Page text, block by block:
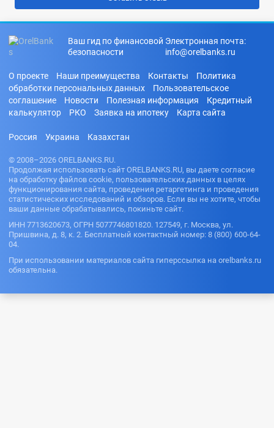
Ваш гид по финансовой
безопасности
Электронная почта:
info@orelbanks.ru
О проекте Наши преимущества Контакты
Политика
обработки персональных данных
Пользовательское
соглашение
Новости Полезная информация
Кредитный
калькулятор
РКО Заявка на ипотеку Карта сайта
Россия Украина Казахстан
© 2008–2026 ORELBANKS.RU.
Продолжая использовать сайт ORELBANKS.RU, вы даете согласие
на обработку файлов cookie, пользовательских данных в целях
функционирования сайта, проведения ретаргетинга и проведения
статистических исследований и обзоров. Если вы не хотите, чтобы
ваши данные обрабатывались, покиньте сайт.
ИНН 7713620673, ОГРН 5077746801820. 127549, г. Москва, ул.
Пришвина, д. 8, к. 2. Бесплатный контактный номер: 8 (800) 600-64-
04.
При использовании материалов сайта гиперссылка на orelbanks.ru
обязательна.